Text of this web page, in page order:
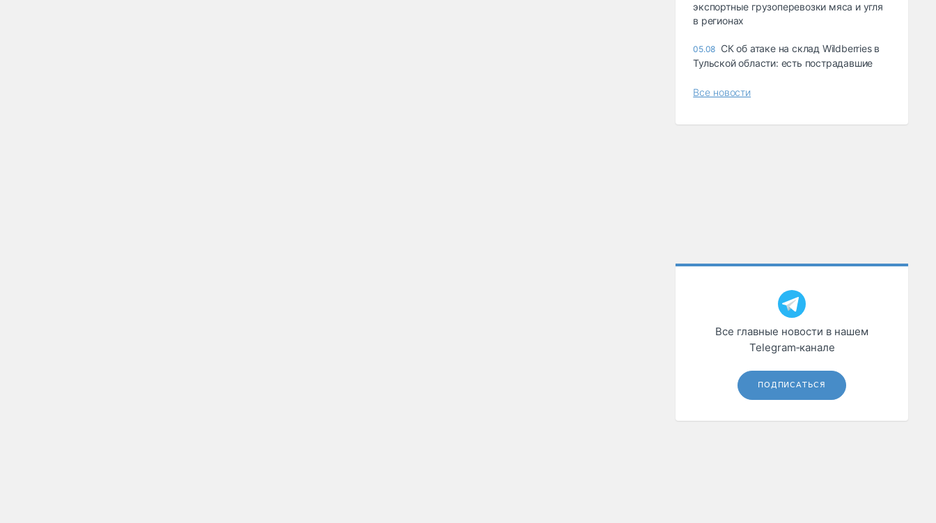
экспортные грузоперевозки мяса и угля
в регионах
05.08 СК об атаке на склад Wildberries в
Тульской области: есть пострадавшие
Все новости
Все главные новости в нашем
Telegram‑канале
ПОДПИСАТЬСЯ